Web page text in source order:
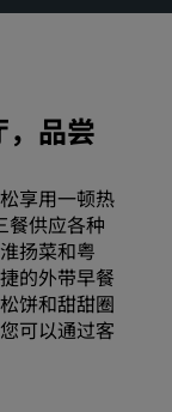
，品尝
享用一顿热
餐供应各种
扬菜和粤
的外带早餐
饼和甜甜圈
可以通过客